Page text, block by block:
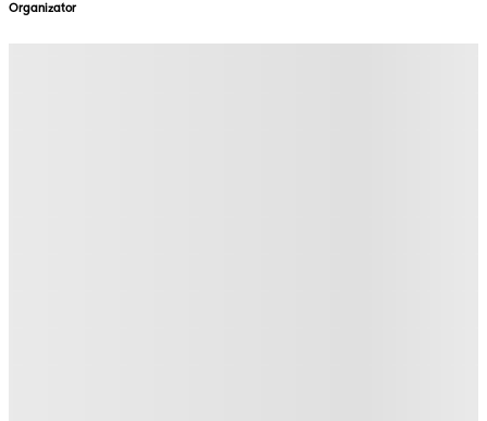
Organizator